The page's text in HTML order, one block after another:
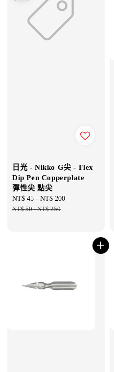
日光 - Nikko G尖 - Flex
Dip Pen Copperplate
彈性尖 點尖
Sale
price
NT$ 45 - NT$ 200
NT$ 50-NT$ 250